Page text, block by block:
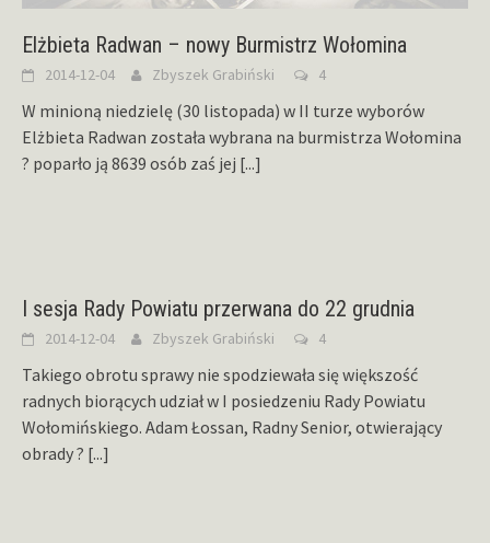
Elżbieta Radwan – nowy Burmistrz Wołomina
2014-12-04 Zbyszek Grabiński 4
W minioną niedzielę (30 listopada) w II turze wyborów
Elżbieta Radwan została wybrana na burmistrza Wołomina
? poparło ją 8639 osób zaś jej [...]
I sesja Rady Powiatu przerwana do 22 grudnia
2014-12-04 Zbyszek Grabiński 4
Takiego obrotu sprawy nie spodziewała się większość
radnych biorących udział w I posiedzeniu Rady Powiatu
Wołomińskiego. Adam Łossan, Radny Senior, otwierający
obrady ? [...]